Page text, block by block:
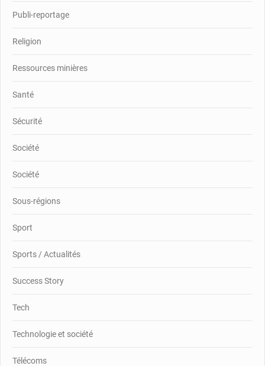
Publi-reportage
Religion
Ressources minières
Santé
Sécurité
Société
Société
Sous-régions
Sport
Sports / Actualités
Success Story
Tech
Technologie et société
Télécoms